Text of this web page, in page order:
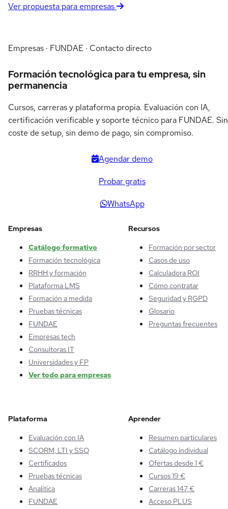
Ver propuesta para empresas
Empresas · FUNDAE · Contacto directo
Formación tecnológica para tu empresa, sin
permanencia
Cursos, carreras y plataforma propia. Evaluación con IA,
certificación verificable y soporte técnico para FUNDAE. Sin
coste de setup, sin demo de pago, sin compromiso.
Agendar demo
Probar gratis
WhatsApp
Empresas
Catálogo formativo
Formación tecnológica
RRHH y formación
Plataforma LMS
Formación a medida
Pruebas técnicas
FUNDAE
Empresas tech
Consultoras IT
Universidades y FP
Ver todo para empresas
Recursos
Formación por sector
Casos de uso
Calculadora ROI
Cómo contratar
Seguridad y RGPD
Glosario
Preguntas frecuentes
Plataforma
Evaluación con IA
SCORM, LTI y SSO
Certificados
Pruebas técnicas
Analítica
FUNDAE
Aprender
Resumen particulares
Catálogo individual
Ofertas desde 1 €
Cursos 19 €
Carreras 147 €
Acceso PLUS